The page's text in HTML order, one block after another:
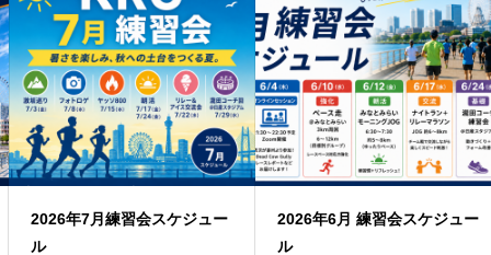
2026年7月練習会スケジュー
ル
2026年6月 練習会スケジュー
ル